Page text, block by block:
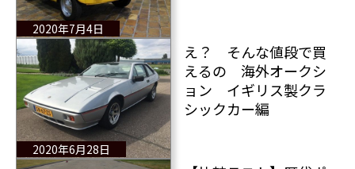
2020年7月4日
2020年6月28日
え？ そんな値段で買
えるの 海外オークシ
ョン イギリス製クラ
シックカー編